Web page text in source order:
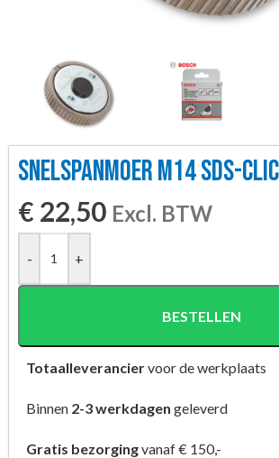
SNELSPANMOER M14 SDS-
€ 22,50 Excl. BTW
- +
BESTELLEN
Totaalleveranciervoor de werkplaats
Binnen 2-3 werkdagen geleverd
Gratis bezorgingvanaf € 150,-